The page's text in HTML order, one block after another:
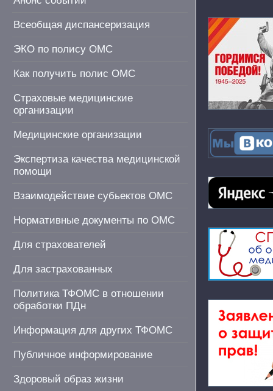
Всеобщая диспансеризация
ЭКО по полису ОМС
Как получить полис ОМС
Страховые медицинские
организации
Медицинские организации
Экспертиза качества медицинской
помощи
Взаимодействие субьектов ОМС
Нормативные документы по ОМС
Для страхователей
Для застрахованных
Политика ТФОМС в отношении
обработки ПДн
Информация для других ТФОМС
Публичное информирование
Здоровый образ жизни